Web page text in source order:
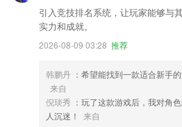
引入竞技排名系统，让玩家能够与
实力和成就。
2026-08-09 03:28 推荐
韩鹏丹 ：希望能找到一款适合新手
来自
倪琰秀 ：玩了这款游戏后，我对角
人沉迷！
来自